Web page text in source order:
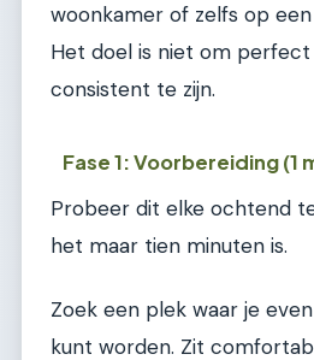
woonkamer of zelfs op
Het doel is niet om
consistent te zijn.
Fase 1: Voorbereiding (1
Probeer dit elke ochtend
het maar tien minuten is.
Zoek een plek waar je
kunt worden. Zit